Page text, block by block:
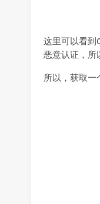
这里可以看到
恶意认证，所
所以，获取一